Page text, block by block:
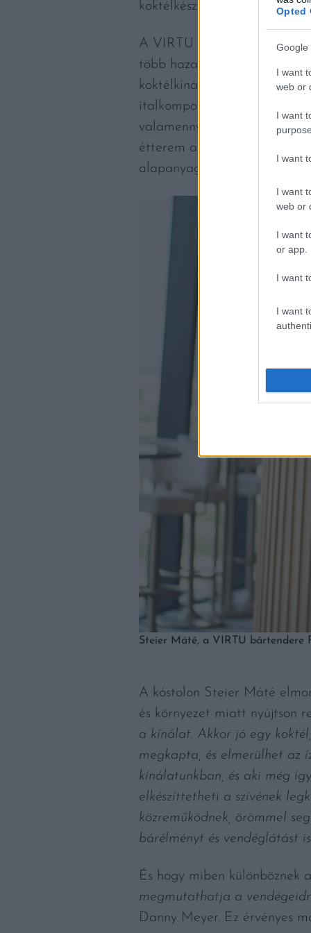
Opted
Google
I want
web or
I want
I want
I want
web or
I want
or app.
I want
I want
koktélkészítés, de a
A VIRTU signature az
több hazai és nemzetközi
koktélkínálatát, amiben
italkompozíciók is. A
valamennyi változata
étterem a la carte itallapján
alapanyagok között számos
Steier Máté, a VIRTU bártendere
A kóstolon Steier Máté
és környezet miatt nyújtson
a kínálat. Akkor jó egy
megkapta, és elmerülhet az
kínálatunkban, és aki még
elkészíttetheti a szívének
közreműködnek, örömmel
bárélményt és vendéglátást is
És hogy miben különböznek
megmutathatja a
Danny Meyer. Ez érvényes